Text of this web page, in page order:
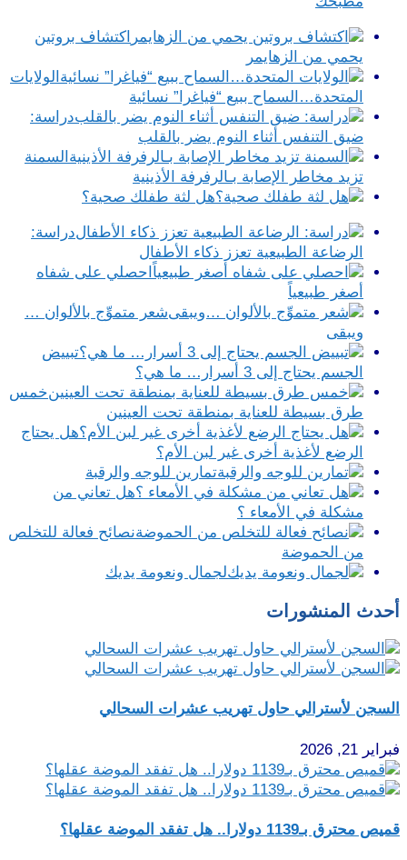
اكتشاف بروتين
يحمي من الزهايمر
الولايات
المتحدة…السماح ببيع “فياغرا” نسائية
دراسة:
ضيق التنفس أثناء النوم يضر بالقلب
السمنة
تزيد مخاطر الإصابة بـالرفرفة الأذينية
هل لثة طفلك صحية؟
دراسة:
الرضاعة الطبيعية تعزز ذكاء الأطفال
احصلي على شفاه
أصغر طبيعياً
شعر متموِّج بالألوان …
ويبقى
تبييض
الجسم يحتاج إلى 3 أسرار… ما هي؟
خمس
طرق بسيطة للعناية بمنطقة تحت العينين
هل يحتاج
الرضع لأغذية أخرى غير لبن الأم؟
تمارين للوجه والرقبة
هل تعاني من
مشكلة في الأمعاء ؟
نصائح فعالة للتخلص
من الحموضة
لجمال ونعومة يديك
أحدث المنشورات
السجن لأسترالي حاول تهريب عشرات السحالي
فبراير 21, 2026
قميص محترق بـ1139 دولارا.. هل تفقد الموضة عقلها؟